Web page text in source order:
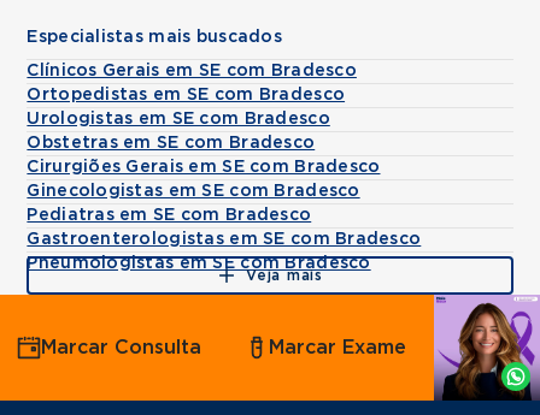
Especialistas mais buscados
Clínicos Gerais em SE com Bradesco
Ortopedistas em SE com Bradesco
Urologistas em SE com Bradesco
Obstetras em SE com Bradesco
Cirurgiões Gerais em SE com Bradesco
Ginecologistas em SE com Bradesco
Pediatras em SE com Bradesco
Gastroenterologistas em SE com Bradesco
Pneumologistas em SE com Bradesco
Veja mais
Agende
por
Whatsapp
Marcar Consulta Marcar Exame